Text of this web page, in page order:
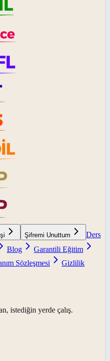
Şifremi Unuttum
Ders
Blog
Garantili Eğitim
Sözleşmesi
Gizlilik
istediğin yerde çalış.